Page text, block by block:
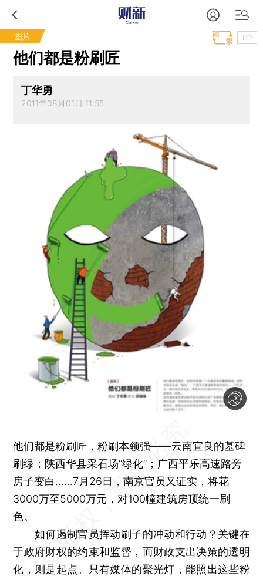
图片 T中
他们都是粉刷匠
丁华勇
2011年08月01日 11:55
他们都是粉刷匠，粉刷本领强——云南宜良的墓碑
刷绿；陕西华县采石场“绿化”；广西平乐高速路旁
房子变白……7月26日，南京官员又证实，将花
3000万至5000万元，对100幢建筑房顶统一刷
色。
如何遏制官员挥动刷子的冲动和行动？关键在
于政府财权的约束和监督，而财政支出决策的透明
化，则是起点。只有媒体的聚光灯，能照出这些粉